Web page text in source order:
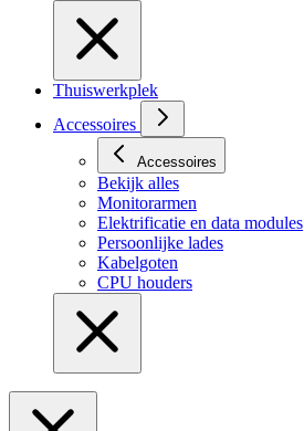
Thuiswerkplek
Accessoires
Accessoires
Bekijk alles
Monitorarmen
Elektrificatie en data modules
Persoonlijke lades
Kabelgoten
CPU houders